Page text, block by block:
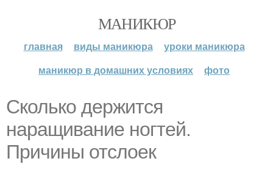
МАНИКЮР
главная виды маникюра
уроки маникюра
маникюр в домашних условиях
фото
Сколько держится
наращивание ногтей.
Причины отслоек